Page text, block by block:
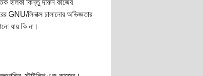
হালকা কিন্তু দারুন কাজের
GNU/লিনাক্স চালানোর অভিজ্ঞতার
যায় কি না।